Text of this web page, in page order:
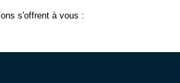
s'offrent à vous :